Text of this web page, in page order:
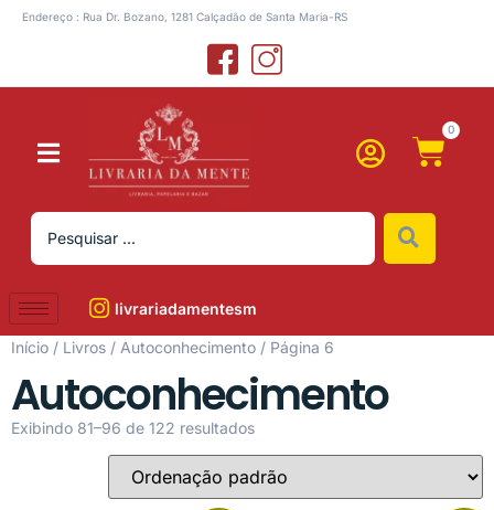
Endereço : Rua Dr. Bozano, 1281 Calçadão de Santa Maria-RS
0
livrariadamentesm
Início / Livros / Autoconhecimento / Página 6
Autoconhecimento
Exibindo 81–96 de 122 resultados